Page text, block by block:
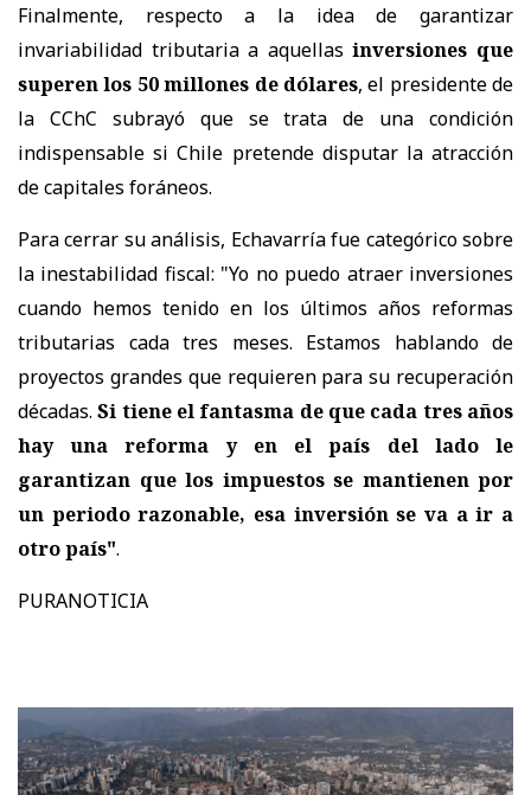
Finalmente, respecto a la idea de garantizar
invariabilidad tributaria a aquellasinversiones que
superen los 50 millones de dólares, el presidente de
la CChC subrayó que se trata de una condición
indispensable si Chile pretende disputar la atracción
de capitales foráneos.
Para cerrar su análisis, Echavarría fue categórico sobre
la inestabilidad fiscal: "Yo no puedo atraer inversiones
cuando hemos tenido en los últimos años reformas
tributarias cada tres meses. Estamos hablando de
proyectos grandes que requieren para su recuperación
décadas.Si tiene el fantasma de que cada tres años
hay una reforma y en el país del lado le
garantizan que los impuestos se mantienen por
un periodo razonable, esa inversión se va a ir a
otro país".
PURANOTICIA